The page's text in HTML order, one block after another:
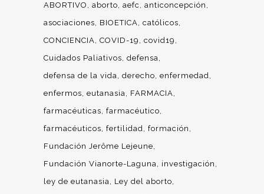
ABORTIVO aborto aefc
anticoncepción
asociaciones
BIOETICA católicos
CONCIENCIA COVID-19
covid19
Cuidados Paliativos defensa
defensa de la vida derecho enfermedad
enfermos eutanasia
FARMACIA
farmacéuticas farmacéutico
farmacéuticos fertilidad formación
Fundación Jerôme Lejeune
Fundación Vianorte-Laguna
investigación
ley de eutanasia
Ley del aborto